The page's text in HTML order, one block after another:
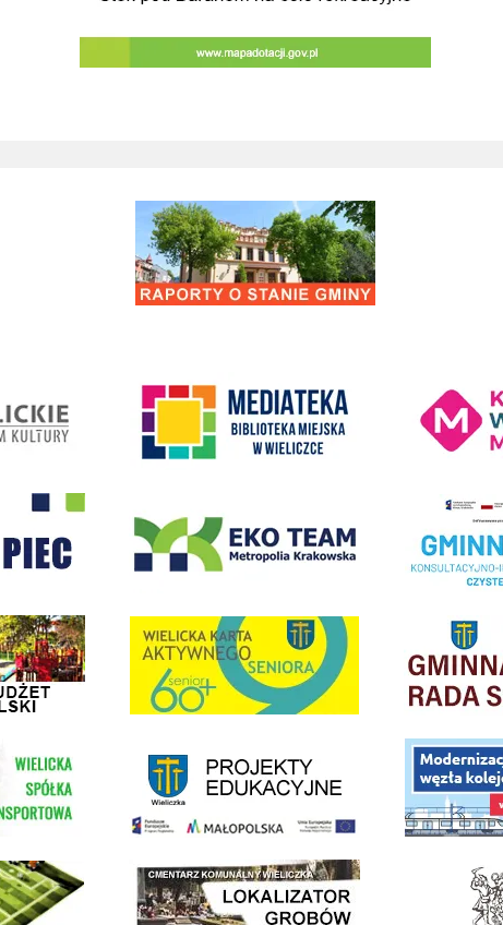
Raporty o stanie Gminy Wieliczka
Wieliczka Realizacja
Obywatelski link do strony Wielicka Karta Aktywnego Seniora link do strony
Transportowej link do strony - projekty edukacyjne dofinansowane z Europejskiego
link do opisu
Orliki link do lokalizatora grobów na wielickim cmentarzu - grobnetlink do strony -